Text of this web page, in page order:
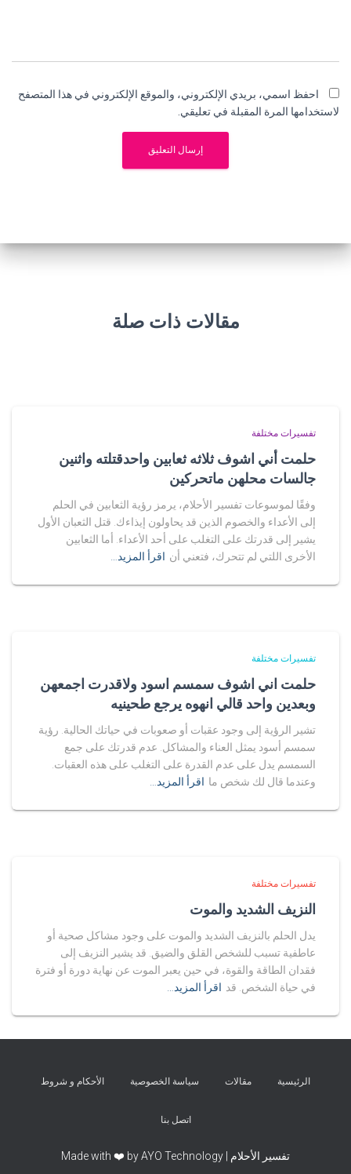
احفظ اسمي، بريدي الإلكتروني، والموقع الإلكتروني في هذا المتصفح
لاستخدامها المرة المقبلة في تعليقي.
مقالات ذات صلة
تفسيرات مختلفة
حلمت أني اشوف ثلاثه ثعابين واحدقتلته واثنين
جالسات محلهن ماتحركين
وفقًا لموسوعات تفسير الأحلام، يرمز رؤية الثعابين في الحلم
إلى الأعداء والخصوم الذين قد يحاولون إيذاءك. قتل الثعبان الأول
يشير إلى قدرتك على التغلب على أحد الأعداء. أما الثعابين
الأخرى اللتي لم تتحرك، فتعني أن اقرأ المزيد…
تفسيرات مختلفة
حلمت اني اشوف سمسم اسود ولاقدرت اجمعهن
وبعدين واحد قالي انهوه يرجع طحينيه
تشير الرؤية إلى وجود عقبات أو صعوبات في حياتك الحالية. رؤية
سمسم أسود يمثل العناء والمشاكل. عدم قدرتك على جمع
السمسم يدل على عدم القدرة على التغلب على هذه العقبات.
وعندما قال لك شخص ما اقرأ المزيد…
تفسيرات مختلفة
النزيف الشديد والموت
يدل الحلم بالنزيف الشديد والموت على وجود مشاكل صحية أو
عاطفية تسبب للشخص القلق والضيق. قد يشير النزيف إلى
فقدان الطاقة والقوة، في حين يعبر الموت عن نهاية دورة أو فترة
في حياة الشخص. قد اقرأ المزيد…
الرئيسية مقالات سياسة الخصوصية الأحكام و شروط
اتصل بنا
تفسير الأحلام | Made with ❤️ by AYO Technology